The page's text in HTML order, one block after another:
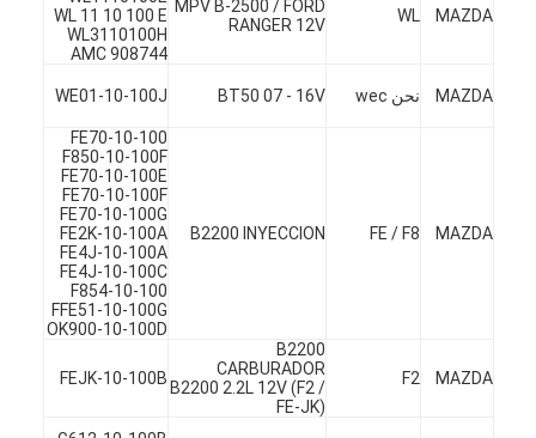
MAZDA
WL
MPV B-2500 / FORD
RANGER 12V
WL 11 10 100 E
WL3110100H
AMC 908744
MAZDA نحن wec BT50 07 - 16V
WE01-10-100J
MAZDA
FE / F8
B2200 INYECCION
FE70-10-100
F850-10-100F
FE70-10-100E
FE70-10-100F
FE70-10-100G
FE2K-10-100A
FE4J-10-100A
FE4J-10-100C
F854-10-100
FFE51-10-100G
OK900-10-100D
MAZDA
F2
B2200
CARBURADOR
B2200 2.2L 12V (F2 /
FE-JK)
FEJK-10-100B